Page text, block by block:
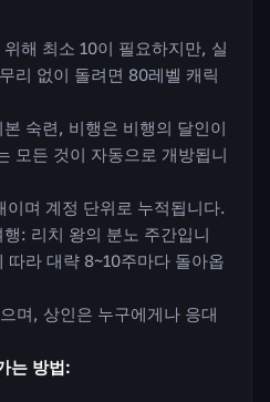
해 최소 10이 필요하지만, 실
리 없이 돌려면 80레벨 캐릭
숙련, 비행은 비행의 달인이
모든 것이 자동으로 개방됩니
이며 계정 단위로 누적됩니다.
: 리치 왕의 분노 주간입니
따라 대략 8~10주마다 돌아옵
며, 상인은 누구에게나 응대
는 방법: